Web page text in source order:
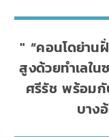
“คอนโดย่าน
สูงด้วยทำเลใ
ศรีรัช พร้อม
บาง